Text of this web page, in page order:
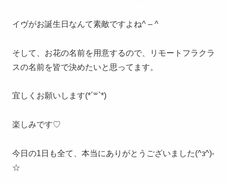
イヴがお誕生日なんて素敵ですよね^ – ^
そして、お花の名前を用意するので、リモートフラクラ
スの名前を皆で決めたいと思ってます。
宜しくお願いします(*´꒳`*)
楽しみです♡
今日の1日も全て、本当にありがとうございました(^з^)-
☆